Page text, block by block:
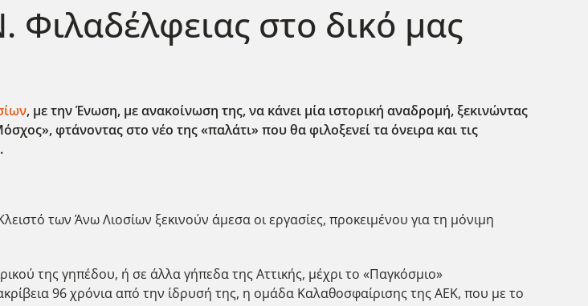
στο δικό μας
, με την Ένωση, με ανακοίνωση της, να κάνει μία ιστορική αναδρομή, ξεκινώντας
φτάνοντας στο νέο της «παλάτι» που θα φιλοξενεί τα όνειρα και τις
των Άνω Λιοσίων ξεκινούν άμεσα οι εργασίες, προκειμένου για τη μόνιμη
της γηπέδου, ή σε άλλα γήπεδα της Αττικής, μέχρι το «Παγκόσμιο»
96 χρόνια από την ίδρυσή της, η ομάδα Καλαθοσφαίρισης της ΑΕΚ, που με το